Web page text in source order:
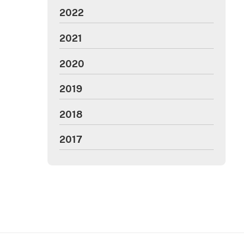
2022
2021
2020
2019
2018
2017